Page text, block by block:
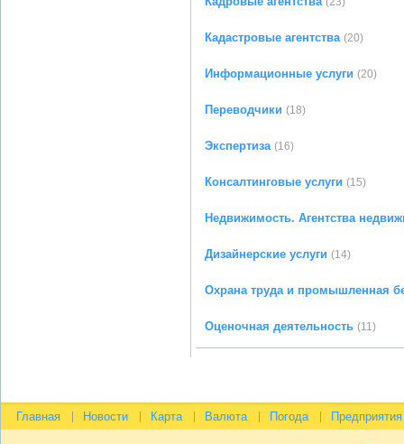
Кадастровые агентства (20)
Информационные услуги (20)
Переводчики (18)
Экспертиза (16)
Консалтинговые услуги (15)
Недвижимость. Агентства
Дизайнерские услуги (14)
Охрана труда и промышленная
Оценочная деятельность (11)
Главная Новости Карта Валюта Погода Предприятия